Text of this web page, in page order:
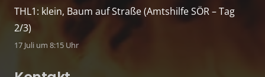
THL1: klein, Baum auf Straße (Amtshilfe SÖR – Tag
2/3)
17 Juli um 8:15 Uhr